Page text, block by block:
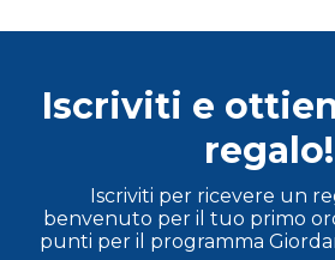
Iscriviti e
regalo!
Iscriviti per ricevere un
benvenuto per il tuo primo
punti per il programma